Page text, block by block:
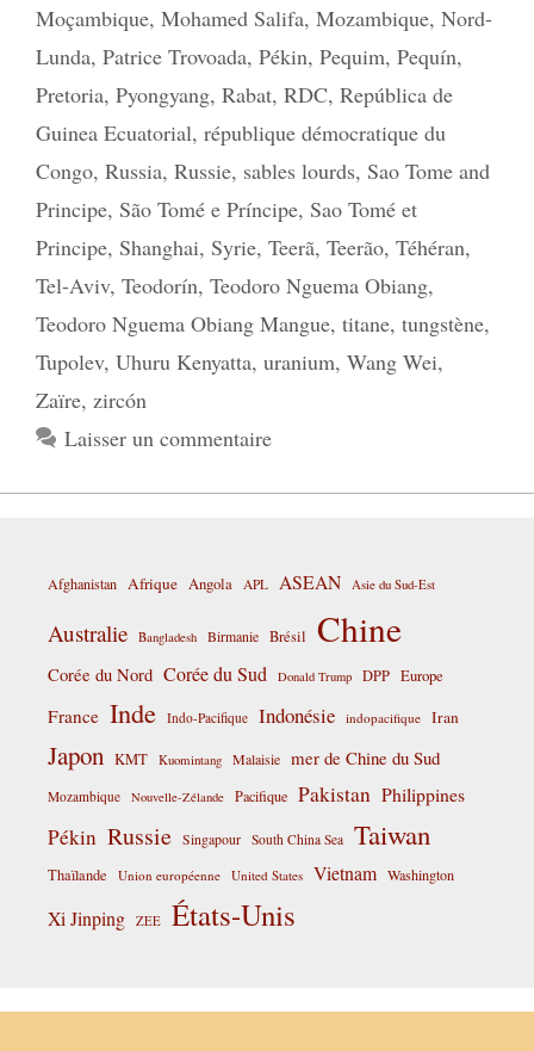
Moçambique, Mohamed Salifa, Mozambique, Nord-
Lunda, Patrice Trovoada, Pékin, Pequim, Pequín,
Pretoria, Pyongyang, Rabat, RDC, República de
Guinea Ecuatorial, république démocratique du
Congo, Russia, Russie, sables lourds, Sao Tome and
Principe, São Tomé e Príncipe, Sao Tomé et
Principe, Shanghai, Syrie, Teerã, Teerão, Téhéran,
Tel-Aviv, Teodorín, Teodoro Nguema Obiang,
Teodoro Nguema Obiang Mangue, titane, tungstène,
Tupolev, Uhuru Kenyatta, uranium, Wang Wei,
Zaïre, zircón
Laisser un commentaire
Afghanistan Afrique Angola APL ASEAN Asie du Sud-Est
Australie Bangladesh Birmanie Brésil Chine
Corée du Nord Corée du Sud Donald Trump DPP Europe
France Inde Indo-Pacifique Indonésie indopacifique Iran
Japon KMT Kuomintang Malaisie mer de Chine du Sud
Mozambique Nouvelle-Zélande Pacifique Pakistan Philippines
Pékin Russie Singapour South China Sea Taiwan
Thaïlande Union européenne United States Vietnam Washington
Xi Jinping ZEE États-Unis